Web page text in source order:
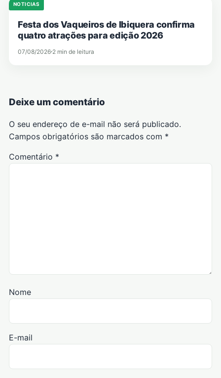
NOTICIAS
Festa dos Vaqueiros de Ibiquera confirma
quatro atrações para edição 2026
07/08/2026 2 min de leitura
Deixe um comentário
O seu endereço de e-mail não será publicado.
Campos obrigatórios são marcados com *
Comentário *
Nome
E-mail